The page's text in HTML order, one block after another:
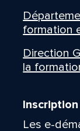
formation
Direction
la
Les e-